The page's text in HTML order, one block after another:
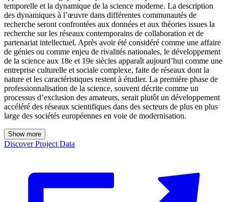
temporelle et la dynamique de la science moderne. La description
des dynamiques à l’œuvre dans différentes communautés de
recherche seront confrontées aux données et aux théories issues la
recherche sur les réseaux contemporains de collaboration et de
partenariat intellectuel. Après avoir été considéré comme une affaire
de génies ou comme enjeu de rivalités nationales, le développement
de la science aux 18e et 19e siècles apparaît aujourd’hui comme une
entreprise culturelle et sociale complexe, faite de réseaux dont la
nature et les caractéristiques restent à étudier. La première phase de
professionnalisation de la science, souvent décrite comme un
processus d’exclusion des amateurs, serait plutôt un développement
accéléré des réseaux scientifiques dans des secteurs de plus en plus
large des sociétés européennes en voie de modernisation.
Show more
Discover Project Data